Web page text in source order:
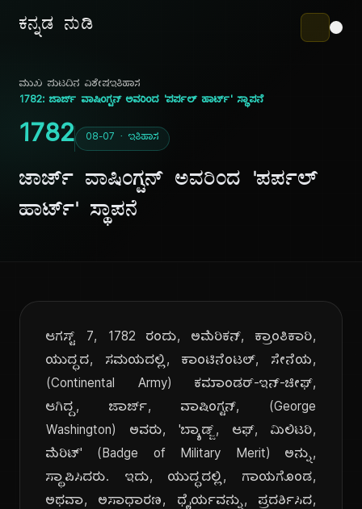
ಕನ್ನಡ ನುಡಿ
ಮುಖ ಪುಟದಿನ ವಿಶೇಷಇತಿಹಾಸ
1782: ಜಾರ್ಜ್ ವಾಷಿಂಗ್ಟನ್ ಅವರಿಂದ 'ಪರ್ಪಲ್ ಹಾರ್ಟ್' ಸ್ಥಾಪನೆ
1782 08-07 · ಇತಿಹಾಸ
ಜಾರ್ಜ್ ವಾಷಿಂಗ್ಟನ್ ಅವರಿಂದ 'ಪರ್ಪಲ್
ಹಾರ್ಟ್' ಸ್ಥಾಪನೆ
ಆಗಸ್ಟ್ 7, 1782 ರಂದು, ಅಮೆರಿಕನ್, ಕ್ರಾಂತಿಕಾರಿ,
ಯುದ್ಧದ, ಸಮಯದಲ್ಲಿ, ಕಾಂಟಿನೆಂಟಲ್, ಸೇನೆಯ,
(Continental Army) ಕಮಾಂಡರ್-ಇನ್-ಚೀಫ್,
ಆಗಿದ್ದ, ಜಾರ್ಜ್, ವಾಷಿಂಗ್ಟನ್, (George
Washington) ಅವರು, 'ಬ್ಯಾಡ್ಜ್, ಆಫ್, ಮಿಲಿಟರಿ,
ಮೆರಿಟ್' (Badge of Military Merit) ಅನ್ನು,
ಸ್ಥಾಪಿಸಿದರು. ಇದು, ಯುದ್ಧದಲ್ಲಿ, ಗಾಯಗೊಂಡ,
ಅಥವಾ, ಅಸಾಧಾರಣ, ಧೈರ್ಯವನ್ನು, ಪ್ರದರ್ಶಿಸಿದ,